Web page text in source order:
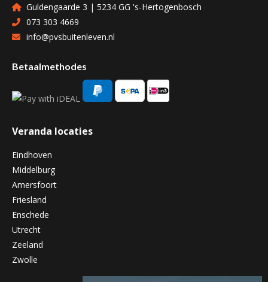
Guldengaarde 3 | 5234 GG 's-Hertogenbosch
073 303 4669
info@pvsbuitenleven.nl
Betaalmethodes
Veranda locaties
Eindhoven
Middelburg
Amersfoort
Friesland
Enschede
Utrecht
Zeeland
Zwolle